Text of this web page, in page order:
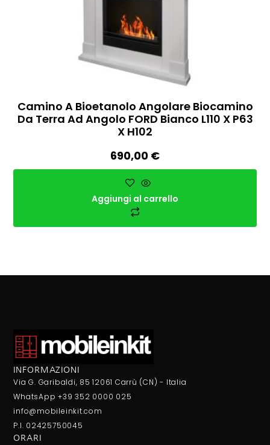
Camino A Bioetanolo Angolare Biocamino
Da Terra Ad Angolo FORD Bianco L110 X P63
X H102
690,00 €
Aggiungi al carrello
INFORMAZIONI
Via G. Garibaldi, 85 12061 Carrù (CN) - Italia
WhatsApp +39 352 0000 025
info@mobileinkit.com
P.I. 02425750045
ORARI